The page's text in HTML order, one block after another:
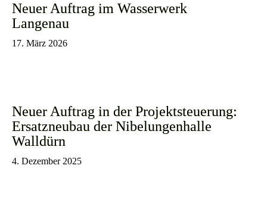
Neuer Auftrag im Wasserwerk
Langenau
17. März 2026
Neuer Auftrag in der Projektsteuerung:
Ersatzneubau der Nibelungenhalle
Walldürn
4. Dezember 2025